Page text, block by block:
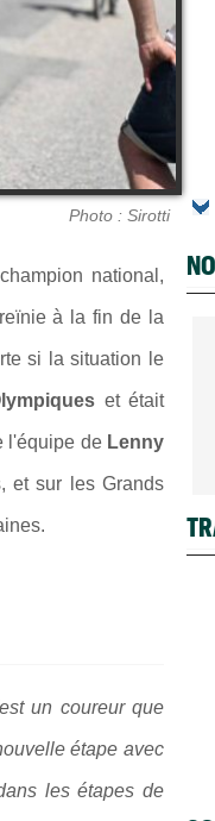
Photo : Sirotti
national,
à la fin de la
si la situation le
et était
l'équipe de Lenny
et sur les Grands
un coureur que
étape avec
les étapes de